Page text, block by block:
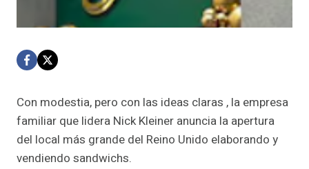
Con modestia, pero con las ideas claras , la empresa
familiar que lidera Nick Kleiner anuncia la apertura
del local más grande del Reino Unido elaborando y
vendiendo sandwichs.